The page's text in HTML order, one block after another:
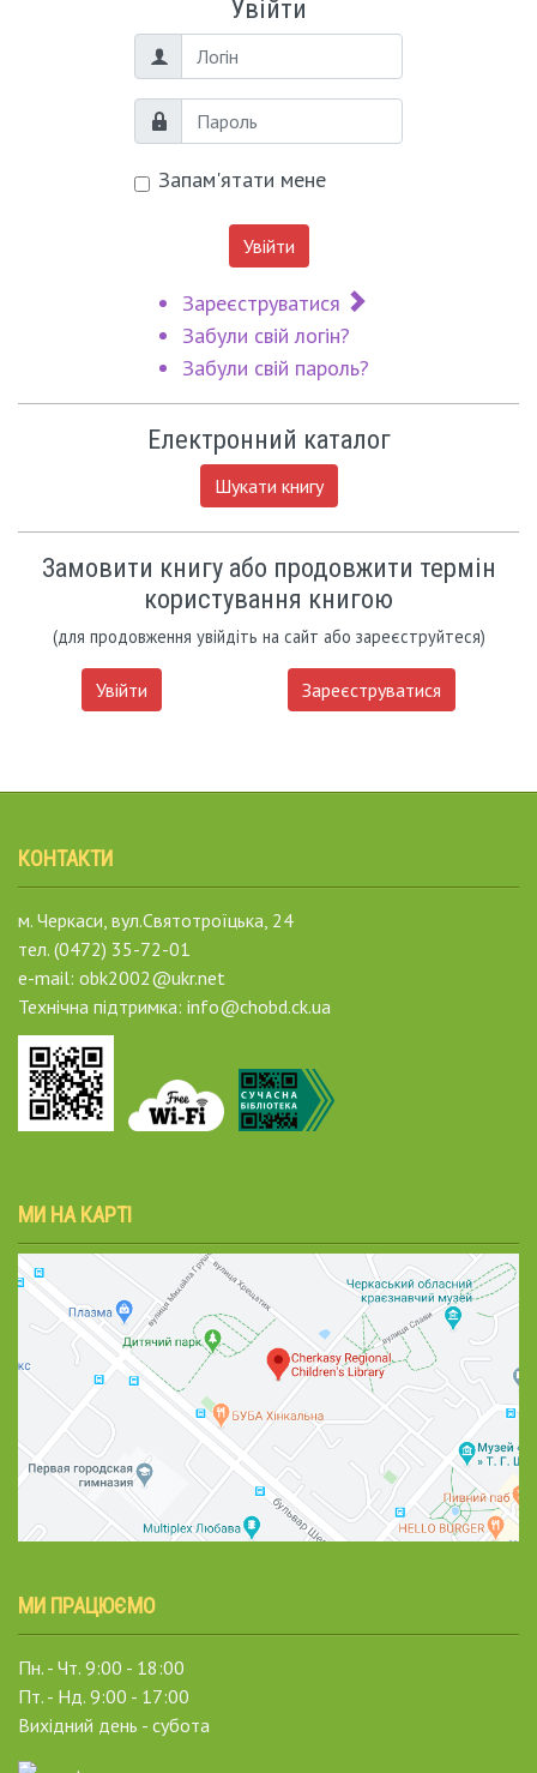
Увійти
Логін
Пароль
Запам'ятати мене
Увійти
Зареєструватися
Забули свій логін?
Забули свій пароль?
Електронний каталог
Шукати книгу
Замовити книгу або продовжити термін
користування книгою
(для продовження увійдіть на сайт або зареєструйтеся)
Увійти Зареєструватися
КОНТАКТИ
м. Черкаси, вул.Святотроїцька, 24
тел. (0472) 35-72-01
e-mail: obk2002@ukr.net
Технічна підтримка: info@chobd.ck.ua
МИ НА КАРТІ
МИ ПРАЦЮЄМО
Пн. - Чт. 9:00 - 18:00
Пт. - Нд. 9:00 - 17:00
Вихідний день - субота